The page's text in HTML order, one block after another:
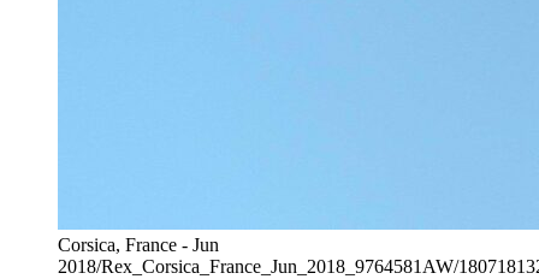
Corsica, France - Jun
2018/Rex_Corsica_France_Jun_2018_9764581AW/